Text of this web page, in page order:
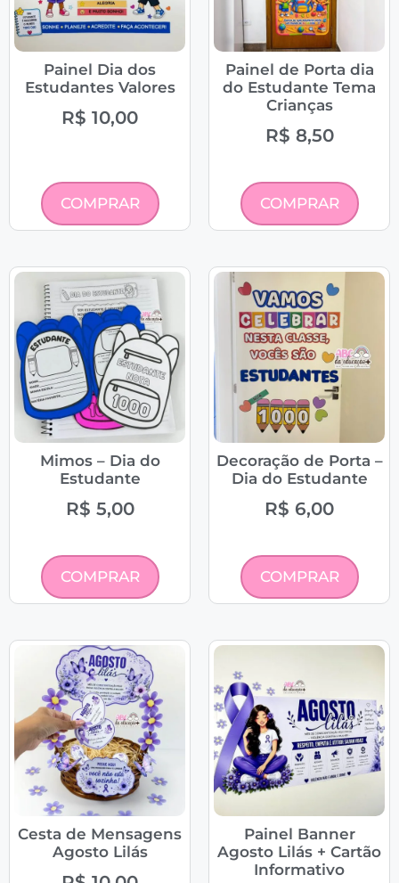
Painel Dia dos
Estudantes Valores
R$ 10,00
COMPRAR
Painel de Porta dia
do Estudante Tema
Crianças
R$ 8,50
COMPRAR
Mimos – Dia do
Estudante
R$ 5,00
COMPRAR
Decoração de Porta –
Dia do Estudante
R$ 6,00
COMPRAR
Cesta de Mensagens
Agosto Lilás
Painel Banner
Agosto Lilás + Cartão
Informativo